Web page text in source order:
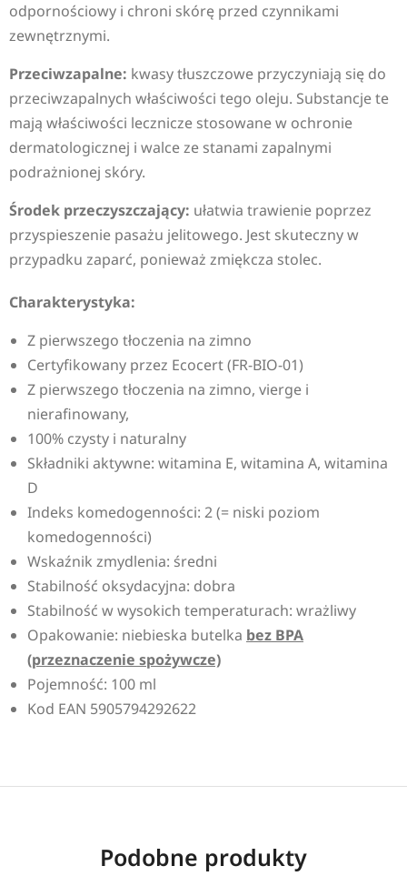
odpornościowy i chroni skórę przed czynnikami
zewnętrznymi.
Przeciwzapalne: kwasy tłuszczowe przyczyniają się do
przeciwzapalnych właściwości tego oleju. Substancje te
mają właściwości lecznicze stosowane w ochronie
dermatologicznej i walce ze stanami zapalnymi
podrażnionej skóry.
Środek przeczyszczający: ułatwia trawienie poprzez
przyspieszenie pasażu jelitowego. Jest skuteczny w
przypadku zaparć, ponieważ zmiękcza stolec.
Charakterystyka:
Z pierwszego tłoczenia na zimno
Certyfikowany przez Ecocert (FR-BIO-01)
Z pierwszego tłoczenia na zimno, vierge i
nierafinowany,
100% czysty i naturalny
Składniki aktywne: witamina E, witamina A, witamina
D
Indeks komedogenności: 2 (= niski poziom
komedogenności)
Wskaźnik zmydlenia: średni
Stabilność oksydacyjna: dobra
Stabilność w wysokich temperaturach: wrażliwy
Opakowanie: niebieska butelka bez BPA
(przeznaczenie spożywcze)
Pojemność: 100 ml
Kod EAN 5905794292622
Podobne produkty